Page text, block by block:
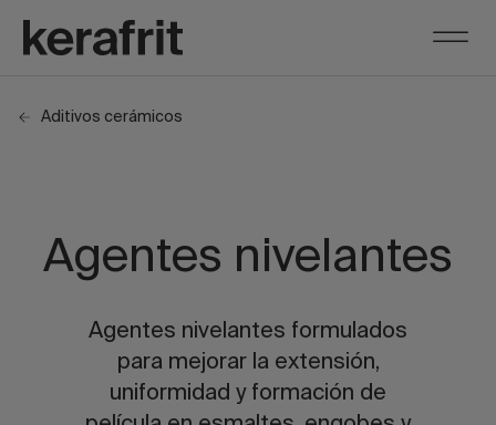
Aditivos cerámicos
Agentes nivelantes
Agentes nivelantes formulados
para mejorar la extensión,
uniformidad y formación de